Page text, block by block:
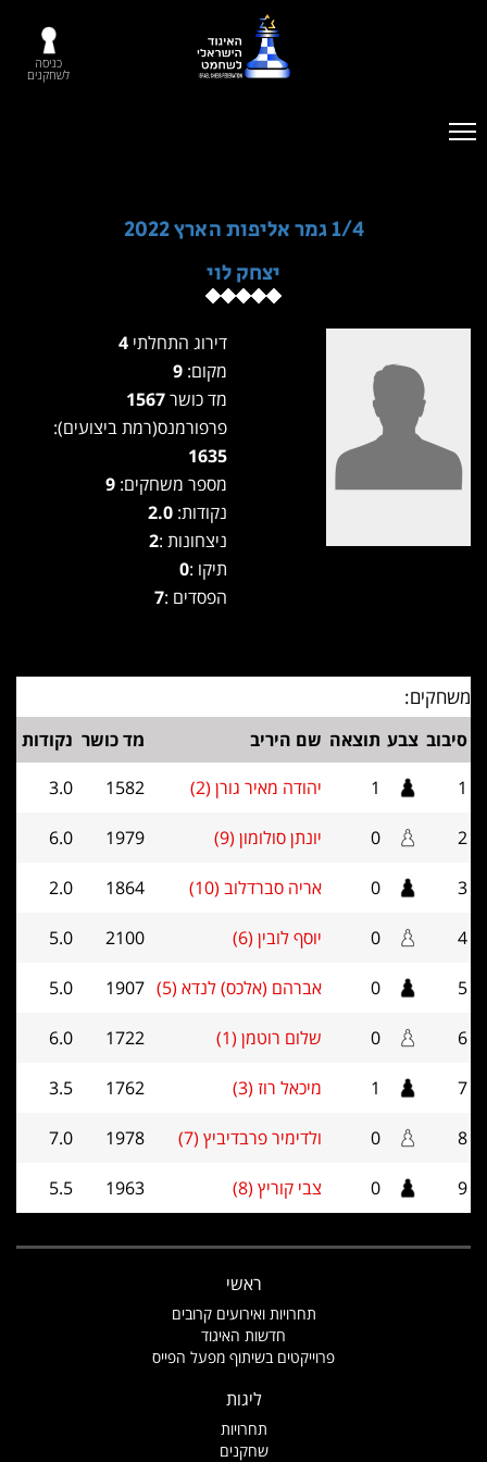
כניסה
לשחקנים
1/4 גמר אליפות הארץ 2022
יצחק לוי
דירוג התחלתי
מקום:
מד כושר
פרפורמנס(רמת ביצועים):
1635
מספר משחקים:
נקודות: 2.0
ניצחונות :2
תיקו :0
הפסדים :7
משחקים:
סיבוב צבע תוצאה שם היריב מד כושר נקודות
1
1 יהודה מאיר גורן (2) 1582
3.0
2
0 יונתן סולומון (9) 1979
6.0
3
0 אריה סברדלוב (10) 1864
2.0
4
0 יוסף לובין (6) 2100
5.0
5
0 אברהם (אלכס) לנדא (5) 1907
5.0
6
0 שלום רוטמן (1) 1722
6.0
7
1 מיכאל רוז (3) 1762
3.5
8
0 ולדימיר פרבדיביץ (7) 1978
7.0
9
0 צבי קוריץ (8) 1963
5.5
ראשי
תחרויות ואירועים קרובים
חדשות האיגוד
פרוייקטים בשיתוף מפעל הפייס
ליגות
תחרויות
שחקנים